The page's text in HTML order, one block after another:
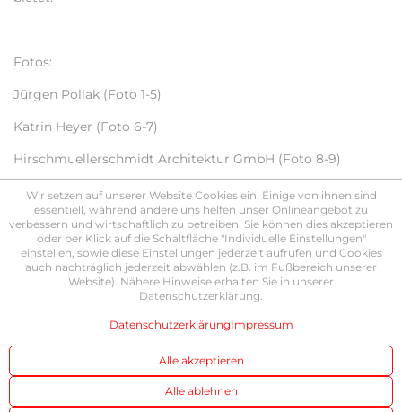
Fotos:
Jürgen Pollak (Foto 1-5)
Katrin Heyer (Foto 6-7)
Hirschmuellerschmidt Architektur GmbH (Foto 8-9)
Wir setzen auf unserer Website Cookies ein. Einige von ihnen sind
essentiell, während andere uns helfen unser Onlineangebot zu
verbessern und wirtschaftlich zu betreiben. Sie können dies akzeptieren
oder per Klick auf die Schaltfläche "Individuelle Einstellungen"
einstellen, sowie diese Einstellungen jederzeit aufrufen und Cookies
auch nachträglich jederzeit abwählen (z.B. im Fußbereich unserer
Website). Nähere Hinweise erhalten Sie in unserer
Datenschutzerklärung.
DatenschutzerklärungImpressum
Alle akzeptieren
Alle ablehnen